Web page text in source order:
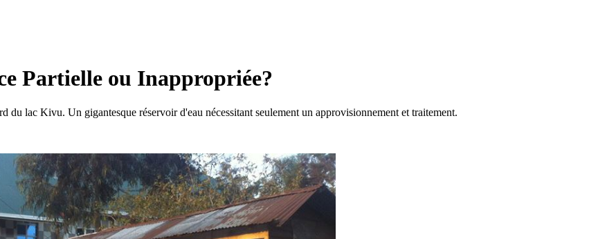
Partielle ou Inappropriée?
du lac Kivu. Un gigantesque réservoir d'eau nécessitant seulement un approvisionnement et traitement.